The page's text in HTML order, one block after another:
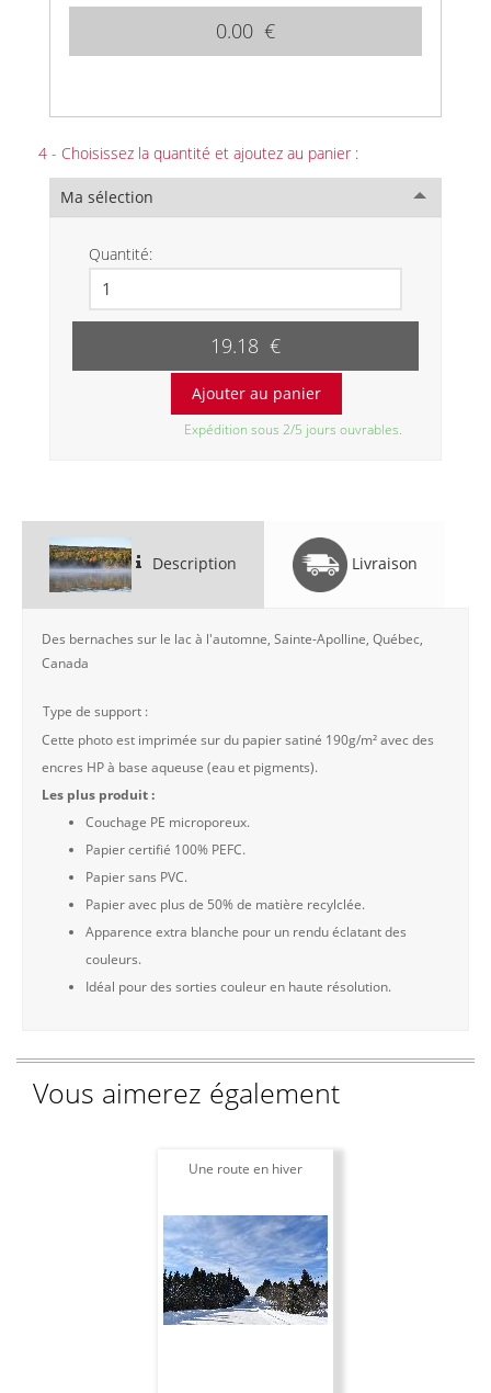
0.00 €
4 - Choisissez la quantité et ajoutez au panier :
Ma sélection
Quantité:
19.18 €
Expédition sous 2/5 jours ouvrables.
Description Livraison
Des bernaches sur le lac à l'automne, Sainte-Apolline, Québec,
Canada
Type de support :
Cette photo est imprimée sur du papier satiné 190g/m² avec des
encres HP à base aqueuse (eau et pigments).
Les plus produit :
Couchage PE microporeux.
Papier certifié 100% PEFC.
Papier sans PVC.
Papier avec plus de 50% de matière recylclée.
Apparence extra blanche pour un rendu éclatant des
couleurs.
Idéal pour des sorties couleur en haute résolution.
Vous aimerez également
Une route en hiver